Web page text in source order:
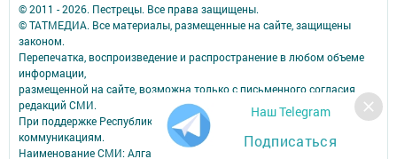
Наш Telegram
Подписаться
© 2011 - 2026. Пестрецы. Все права защищены.
© ТАТМЕДИА. Все материалы, размещенные на сайте, защищены
законом.
Перепечатка, воспроизведение и распространение в любом объеме
информации,
размещенной на сайте, возможна только с письменного согласия
редакций СМИ.
При поддержке Республиканского агентства по печати и массовым
коммуникациям.
Наименование СМИ: Алга (Вперед)